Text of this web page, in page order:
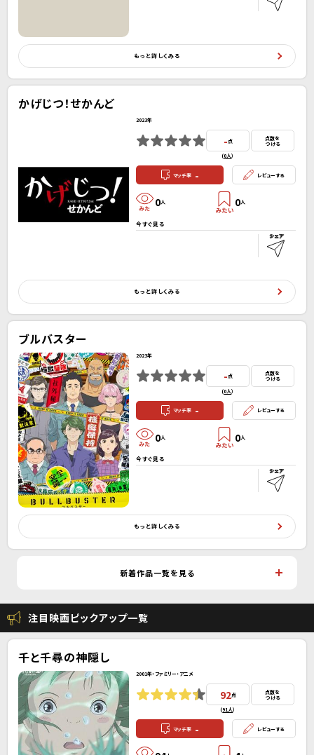
もっと詳しくみる
かげじつ！せかんど
2023年
- 点
(0人）
点数を
つける
マッチ率 - レビューする
0人 0人
今すぐ見る
もっと詳しくみる
ブルバスター
2023年
-点
(0人）
点数を
つける
マッチ率 - レビューする
0人 0人
今すぐ見る
もっと詳しくみる
新着作品一覧を見る
注目映画ピックアップ一覧
千と千尋の神隠し
2001年・ファミリー・アニメ
92点
(91人）
点数を
つける
マッチ率 - レビューする